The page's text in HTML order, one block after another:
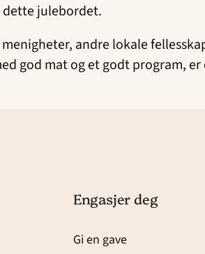
dette julebordet.
andre lokale
god mat og et godt program,
Engasjer deg
Gi en gave